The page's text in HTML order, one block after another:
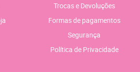
Trocas e Devoluções
Formas de pagamentos
Segurança
Política de Privacidade